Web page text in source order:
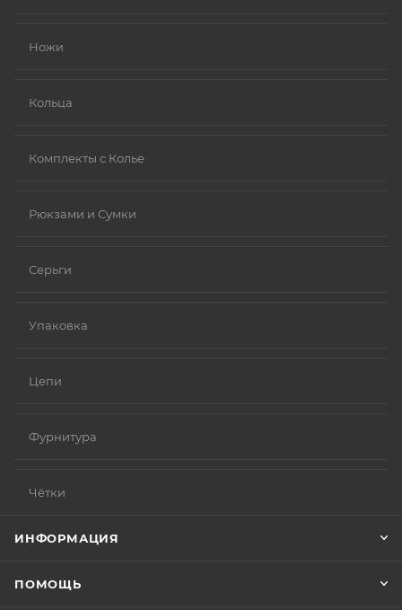
Ножи
Кольца
Комплекты с Колье
Рюкзами и Сумки
Серьги
Упаковка
Цепи
Фурнитура
Чётки
ИНФОРМАЦИЯ
ПОМОЩЬ